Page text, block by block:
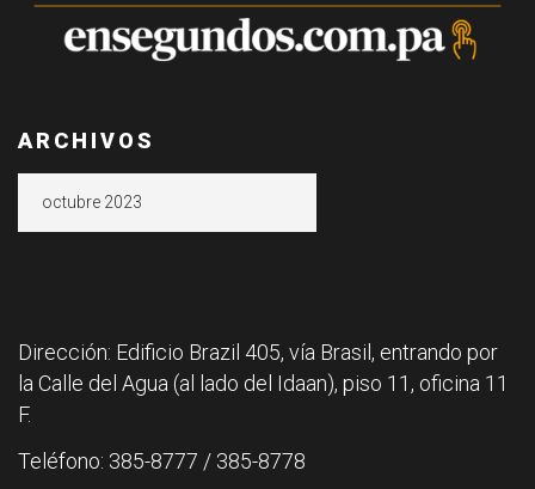
ARCHIVOS
Dirección: Edificio Brazil 405, vía Brasil, entrando por
la Calle del Agua (al lado del Idaan), piso 11, oficina 11
F.
Teléfono: 385-8777 / 385-8778